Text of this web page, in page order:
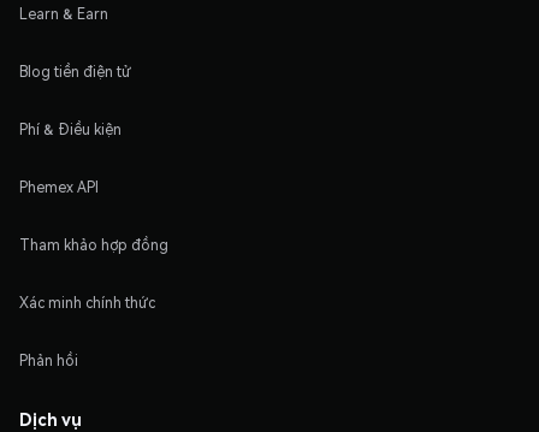
Learn & Earn
Blog tiền điện tử
Phí & Điều kiện
Phemex API
Tham khảo hợp đồng
Xác minh chính thức
Phản hồi
Dịch vụ